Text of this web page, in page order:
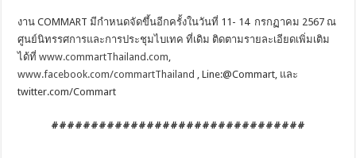
งาน COMMART มีกำหนดจัดขึ้นอีกครั้งในวันที่ 11- 14 กรกฏาคม 2567 ณ
ศูนย์นิทรรศการและการประชุมไบเทค ที่เดิม ติดตามรายละเอียดเพิ่มเติม
ได้ที่www.commartThailand.com,
www.facebook.com/commartThailand , Line:@Commart, และ
twitter.com/Commart
################################